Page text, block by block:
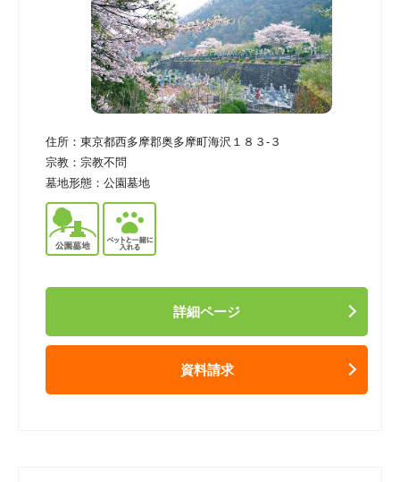
住所： 東京都西多摩郡奥多摩町海沢１８３-３
宗教： 宗教不問
墓地形態： 公園墓地
詳細ページ
資料請求